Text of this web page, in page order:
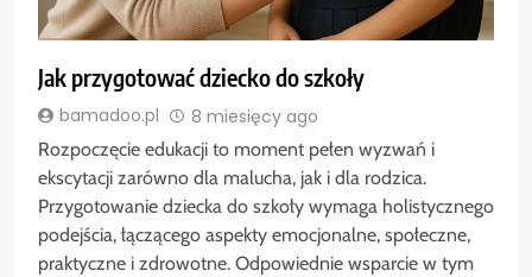
Jak przygotować dziecko do szkoły
bamadoo.pl 8 miesięcy ago
Rozpoczęcie edukacji to moment pełen wyzwań i
ekscytacji zarówno dla malucha, jak i dla rodzica.
Przygotowanie dziecka do szkoły wymaga holistycznego
podejścia, łączącego aspekty emocjonalne, społeczne,
praktyczne i zdrowotne. Odpowiednie wsparcie w tym